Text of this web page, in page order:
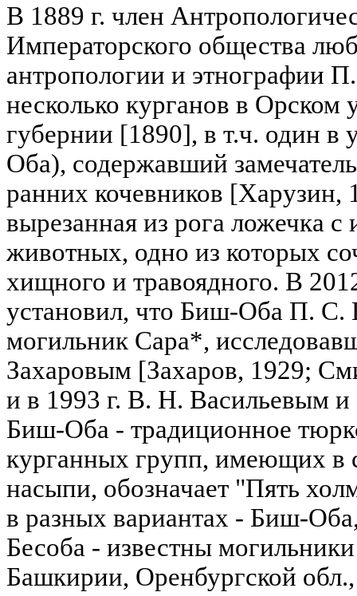
В 1889 г. член
Императорского общества
антропологии и этнографии
несколько курганов в Орском
губернии [1890], в т.ч. один
Оба), содержавший
ранних кочевников [Харузин,
вырезанная из рога ложечка
животных, одно из которых
хищного и травоядного. В
установил, что Биш-Оба П. С.
могильник Сара*,
Захаровым [Захаров, 1929;
и в 1993 г. В. Н. Васильевым
Биш-Оба - традиционное
курганных групп, имеющих в
насыпи, обозначает "Пять
в разных вариантах - Биш-
Бесоба - известны
Башкирии, Оренбургской